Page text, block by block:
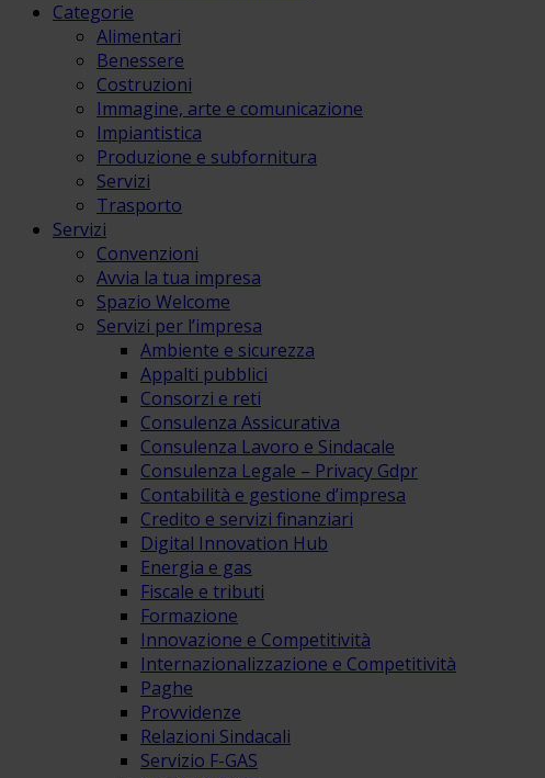
Categorie
Alimentari
Benessere
Costruzioni
Immagine, arte e comunicazione
Impiantistica
Produzione e subfornitura
Servizi
Trasporto
Servizi
Convenzioni
Avvia la tua impresa
Spazio Welcome
Servizi per l’impresa
Ambiente e sicurezza
Appalti pubblici
Consorzi e reti
Consulenza Assicurativa
Consulenza Lavoro e Sindacale
Consulenza Legale – Privacy Gdpr
Contabilità e gestione d’impresa
Credito e servizi finanziari
Digital Innovation Hub
Energia e gas
Fiscale e tributi
Formazione
Innovazione e Competitività
Internazionalizzazione e Competitività
Paghe
Provvidenze
Relazioni Sindacali
Servizio F-GAS